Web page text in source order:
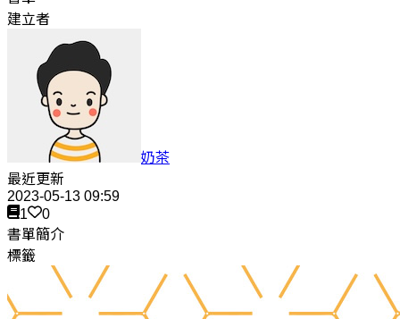
建立者
奶茶
最近更新
2023-05-13 09:59
1
0
書單簡介
標籤